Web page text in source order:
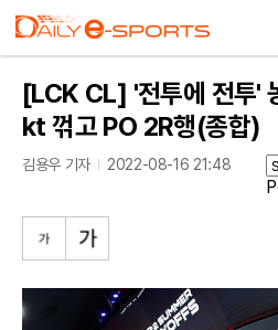
[LCK CL] '전투에 전투'
kt 꺾고 PO 2R행(종합)
김용우 기자 2022-08-16 21:48